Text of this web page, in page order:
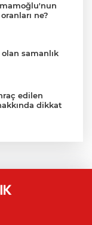
ne?
samanlık
edilen
dikkat
384'e yükseldi